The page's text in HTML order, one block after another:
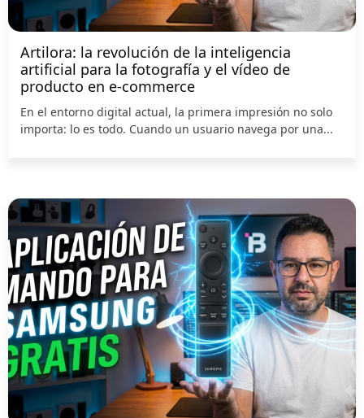
Artilora: la revolución de la inteligencia
artificial para la fotografía y el vídeo de
producto en e-commerce
En el entorno digital actual, la primera impresión no solo
importa: lo es todo. Cuando un usuario navega por una...